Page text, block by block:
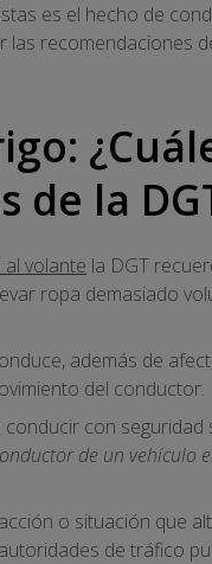
es el hecho de
las recomendaciones
de la
volante la DGT
ropa demasiado
además de
del conductor.
con
de un vehículo
o situación que
de tráfico